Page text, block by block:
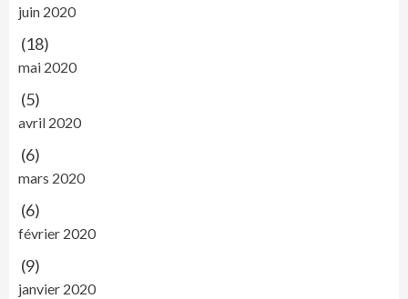
juin 2020
(18)
mai 2020
(5)
avril 2020
(6)
mars 2020
(6)
février 2020
(9)
janvier 2020